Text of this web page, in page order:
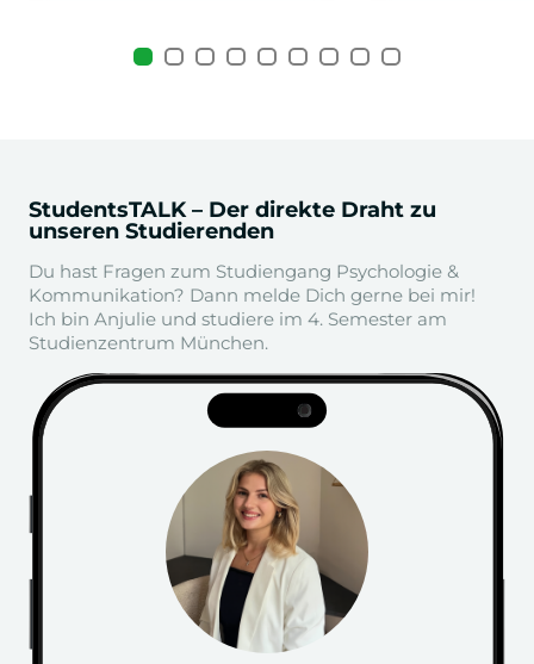
StudentsTALK – Der direkte Draht zu
unseren Studierenden
Du hast Fragen zum Studiengang Psychologie &
Kommunikation? Dann melde Dich gerne bei mir!
Ich bin Anjulie und studiere im 4. Semester am
Studienzentrum München.